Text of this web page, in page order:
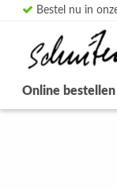
Bestel nu in
Online bestellen